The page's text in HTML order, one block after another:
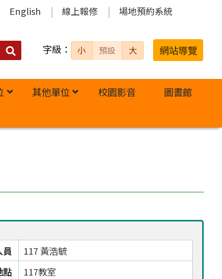
English 線上報修 場地預約系統
搜
字級： 小 預設 大 網站導覽
其他單位 校園影音 圖書館
員
117 黃浩毓
點
117教室